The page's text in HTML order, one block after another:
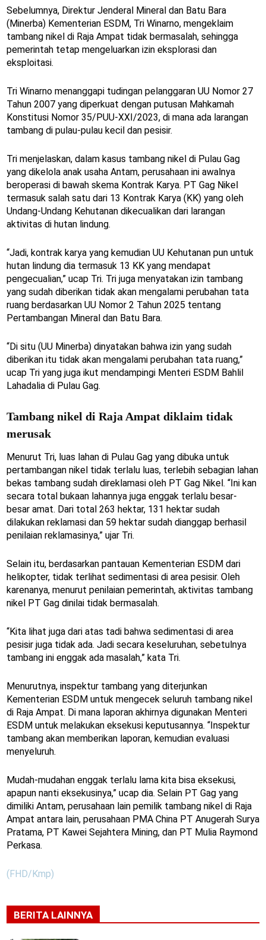
Sebelumnya, Direktur Jenderal Mineral dan Batu Bara
(Minerba) Kementerian ESDM, Tri Winarno, mengeklaim
tambang nikel di Raja Ampat tidak bermasalah, sehingga
pemerintah tetap mengeluarkan izin eksplorasi dan
eksploitasi.
Tri Winarno menanggapi tudingan pelanggaran UU Nomor 27
Tahun 2007 yang diperkuat dengan putusan Mahkamah
Konstitusi Nomor 35/PUU-XXI/2023, di mana ada larangan
tambang di pulau-pulau kecil dan pesisir.
Tri menjelaskan, dalam kasus tambang nikel di Pulau Gag
yang dikelola anak usaha Antam, perusahaan ini awalnya
beroperasi di bawah skema Kontrak Karya. PT Gag Nikel
termasuk salah satu dari 13 Kontrak Karya (KK) yang oleh
Undang-Undang Kehutanan dikecualikan dari larangan
aktivitas di hutan lindung.
“Jadi, kontrak karya yang kemudian UU Kehutanan pun untuk
hutan lindung dia termasuk 13 KK yang mendapat
pengecualian,” ucap Tri. Tri juga menyatakan izin tambang
yang sudah diberikan tidak akan mengalami perubahan tata
ruang berdasarkan UU Nomor 2 Tahun 2025 tentang
Pertambangan Mineral dan Batu Bara.
“Di situ (UU Minerba) dinyatakan bahwa izin yang sudah
diberikan itu tidak akan mengalami perubahan tata ruang,”
ucap Tri yang juga ikut mendampingi Menteri ESDM Bahlil
Lahadalia di Pulau Gag.
Tambang nikel di Raja Ampat diklaim tidak
merusak
Menurut Tri, luas lahan di Pulau Gag yang dibuka untuk
pertambangan nikel tidak terlalu luas, terlebih sebagian lahan
bekas tambang sudah direklamasi oleh PT Gag Nikel. “Ini kan
secara total bukaan lahannya juga enggak terlalu besar-
besar amat. Dari total 263 hektar, 131 hektar sudah
dilakukan reklamasi dan 59 hektar sudah dianggap berhasil
penilaian reklamasinya,” ujar Tri.
Selain itu, berdasarkan pantauan Kementerian ESDM dari
helikopter, tidak terlihat sedimentasi di area pesisir. Oleh
karenanya, menurut penilaian pemerintah, aktivitas tambang
nikel PT Gag dinilai tidak bermasalah.
“Kita lihat juga dari atas tadi bahwa sedimentasi di area
pesisir juga tidak ada. Jadi secara keseluruhan, sebetulnya
tambang ini enggak ada masalah,” kata Tri.
Menurutnya, inspektur tambang yang diterjunkan
Kementerian ESDM untuk mengecek seluruh tambang nikel
di Raja Ampat. Di mana laporan akhirnya digunakan Menteri
ESDM untuk melakukan eksekusi keputusannya. “Inspektur
tambang akan memberikan laporan, kemudian evaluasi
menyeluruh.
Mudah-mudahan enggak terlalu lama kita bisa eksekusi,
apapun nanti eksekusinya,” ucap dia. Selain PT Gag yang
dimiliki Antam, perusahaan lain pemilik tambang nikel di Raja
Ampat antara lain, perusahaan PMA China PT Anugerah Surya
Pratama, PT Kawei Sejahtera Mining, dan PT Mulia Raymond
Perkasa.
(FHD/Kmp)
BERITA LAINNYA